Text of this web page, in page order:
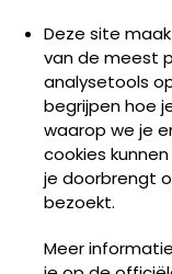
Deze site
van de meest
analysetools
begrijpen hoe
waarop we je
cookies
je doorbrengt
bezoekt.
Meer